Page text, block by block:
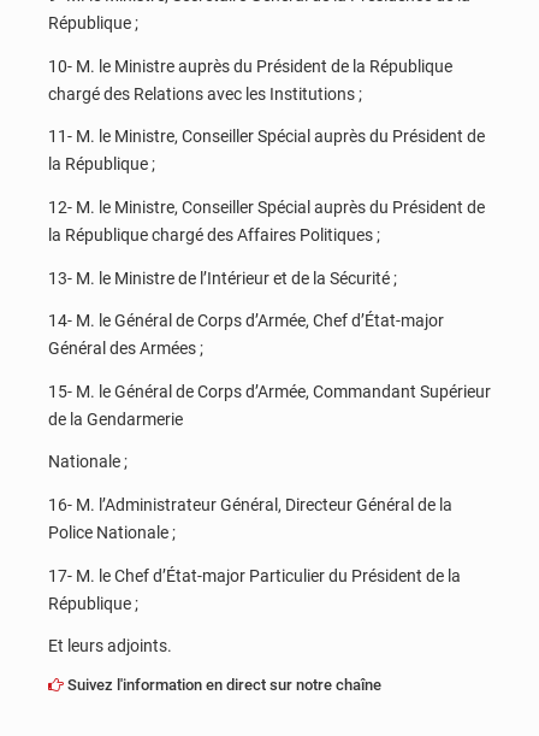
République ;
10- M. le Ministre auprès du Président de la République
chargé des Relations avec les Institutions ;
11- M. le Ministre, Conseiller Spécial auprès du Président de
la République ;
12- M. le Ministre, Conseiller Spécial auprès du Président de
la République chargé des Affaires Politiques ;
13- M. le Ministre de l’Intérieur et de la Sécurité ;
14- M. le Général de Corps d’Armée, Chef d’État-major
Général des Armées ;
15- M. le Général de Corps d’Armée, Commandant Supérieur
de la Gendarmerie
Nationale ;
16- M. l’Administrateur Général, Directeur Général de la
Police Nationale ;
17- M. le Chef d’État-major Particulier du Président de la
République ;
Et leurs adjoints.
Suivez l'information en direct sur notre chaîne